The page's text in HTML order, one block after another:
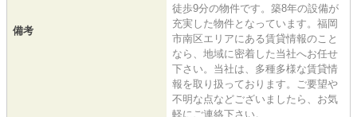
備考
徒歩9分の物件です。築8年の設備が
充実した物件となっています。福岡
市南区エリアにある賃貸情報のこと
なら、地域に密着した当社へお任せ
下さい。当社は、多種多様な賃貸情
報を取り扱っております。ご要望や
不明な点などございましたら、お気
軽にご連絡下さい。